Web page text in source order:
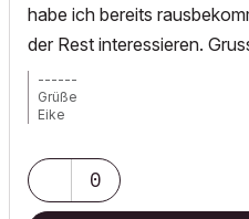
habe ich bereits
der Rest interessieren.
------
Grüße
Eike
0